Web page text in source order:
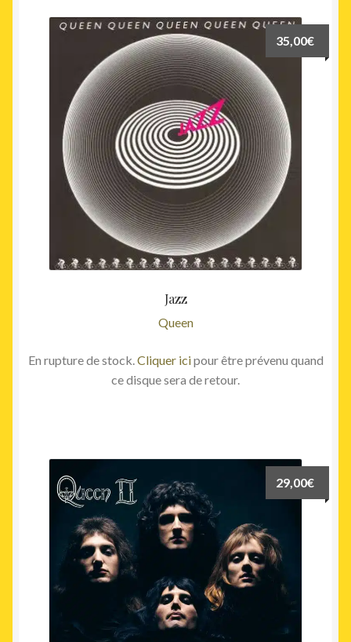
Jazz
Queen
35,00€
En rupture de stock.Cliquer icipour être prévenu quand
ce disque sera de retour.
29,00€